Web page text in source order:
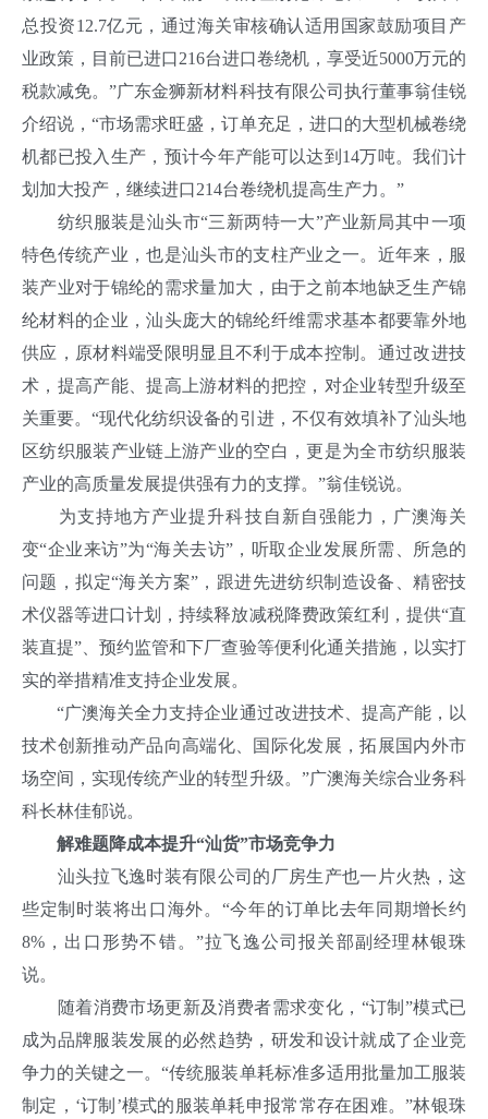
总投资12.7亿元，通过海关审核确认适用国家鼓励项目产
业政策，目前已进口216台进口卷绕机，享受近5000万元的
税款减免。”广东金狮新材料科技有限公司执行董事翁佳锐
介绍说，“市场需求旺盛，订单充足，进口的大型机械卷绕
机都已投入生产，预计今年产能可以达到14万吨。我们计
划加大投产，继续进口214台卷绕机提高生产力。”
纺织服装是汕头市“三新两特一大”产业新局其中一项
特色传统产业，也是汕头市的支柱产业之一。近年来，服
装产业对于锦纶的需求量加大，由于之前本地缺乏生产锦
纶材料的企业，汕头庞大的锦纶纤维需求基本都要靠外地
供应，原材料端受限明显且不利于成本控制。通过改进技
术，提高产能、提高上游材料的把控，对企业转型升级至
关重要。“现代化纺织设备的引进，不仅有效填补了汕头地
区纺织服装产业链上游产业的空白，更是为全市纺织服装
产业的高质量发展提供强有力的支撑。”翁佳锐说。
为支持地方产业提升科技自新自强能力，广澳海关
变“企业来访”为“海关去访”，听取企业发展所需、所急的
问题，拟定“海关方案”，跟进先进纺织制造设备、精密技
术仪器等进口计划，持续释放减税降费政策红利，提供“直
装直提”、预约监管和下厂查验等便利化通关措施，以实打
实的举措精准支持企业发展。
“广澳海关全力支持企业通过改进技术、提高产能，以
技术创新推动产品向高端化、国际化发展，拓展国内外市
场空间，实现传统产业的转型升级。”广澳海关综合业务科
科长林佳郁说。
解难题降成本提升“汕货”市场竞争力
汕头拉飞逸时装有限公司的厂房生产也一片火热，这
些定制时装将出口海外。“今年的订单比去年同期增长约
8%，出口形势不错。”拉飞逸公司报关部副经理林银珠
说。
随着消费市场更新及消费者需求变化，“订制”模式已
成为品牌服装发展的必然趋势，研发和设计就成了企业竞
争力的关键之一。“传统服装单耗标准多适用批量加工服装
制定，‘订制’模式的服装单耗申报常常存在困难。”林银珠